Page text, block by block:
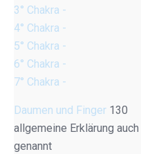
3° Chakra -
4° Chakra -
5° Chakra -
6° Chakra -
7° Chakra -
Daumen und Finger 130
allgemeine Erklärung
genannt